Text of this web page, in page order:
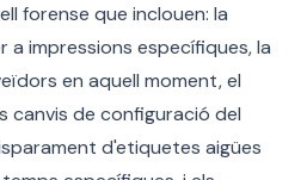
forense que inclouen: la
a impressions específiques, la
en aquell moment, el
canvis de configuració del
d'etiquetes aigües